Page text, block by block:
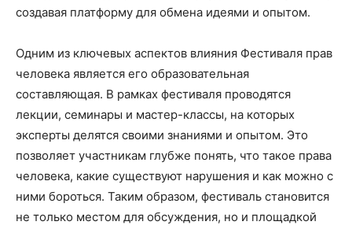
создавая платформу для обмена идеями и опытом.
Одним из ключевых аспектов влияния Фестиваля прав
человека является его образовательная
составляющая. В рамках фестиваля проводятся
лекции, семинары и мастер-классы, на которых
эксперты делятся своими знаниями и опытом. Это
позволяет участникам глубже понять, что такое права
человека, какие существуют нарушения и как можно с
ними бороться. Таким образом, фестиваль становится
не только местом для обсуждения, но и площадкой